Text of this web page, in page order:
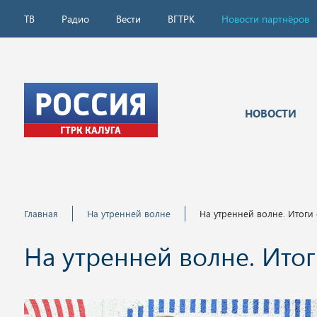
ТВ Радио Вести ВГТРК Новости партнёров
НОВОСТИ
Главная На утренней волне На утренней волне. Итоги
На утренней волне.